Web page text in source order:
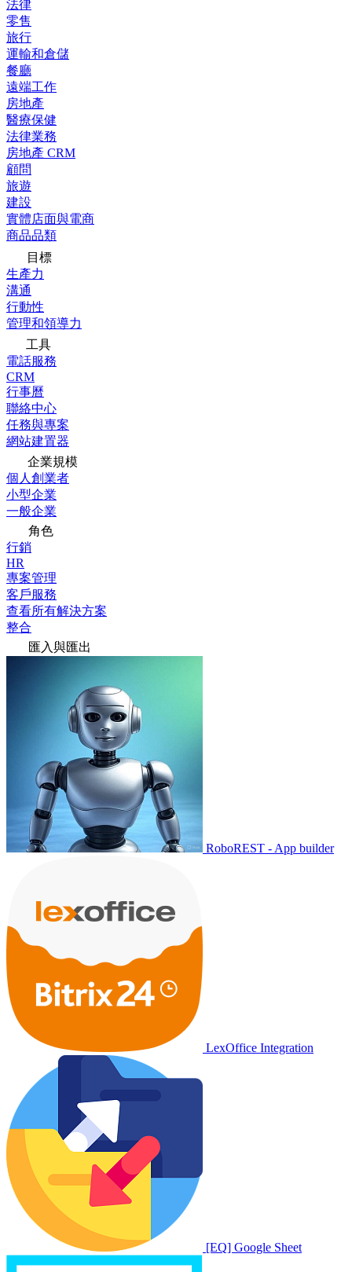
法律
零售
旅行
運輸和倉儲
餐廳
遠端工作
房地產
醫療保健
法律業務
房地產 CRM
顧問
旅遊
建設
實體店面與電商
商品品類
目標
生產力
溝通
行動性
管理和領導力
工具
電話服務
CRM
行事曆
聯絡中心
任務與專案
網站建置器
企業規模
個人創業者
小型企業
一般企業
角色
行銷
HR
專案管理
客戶服務
查看所有解決方案
整合
匯入與匯出
RoboREST - App builder
LexOffice Integration
[EQ] Google Sheet